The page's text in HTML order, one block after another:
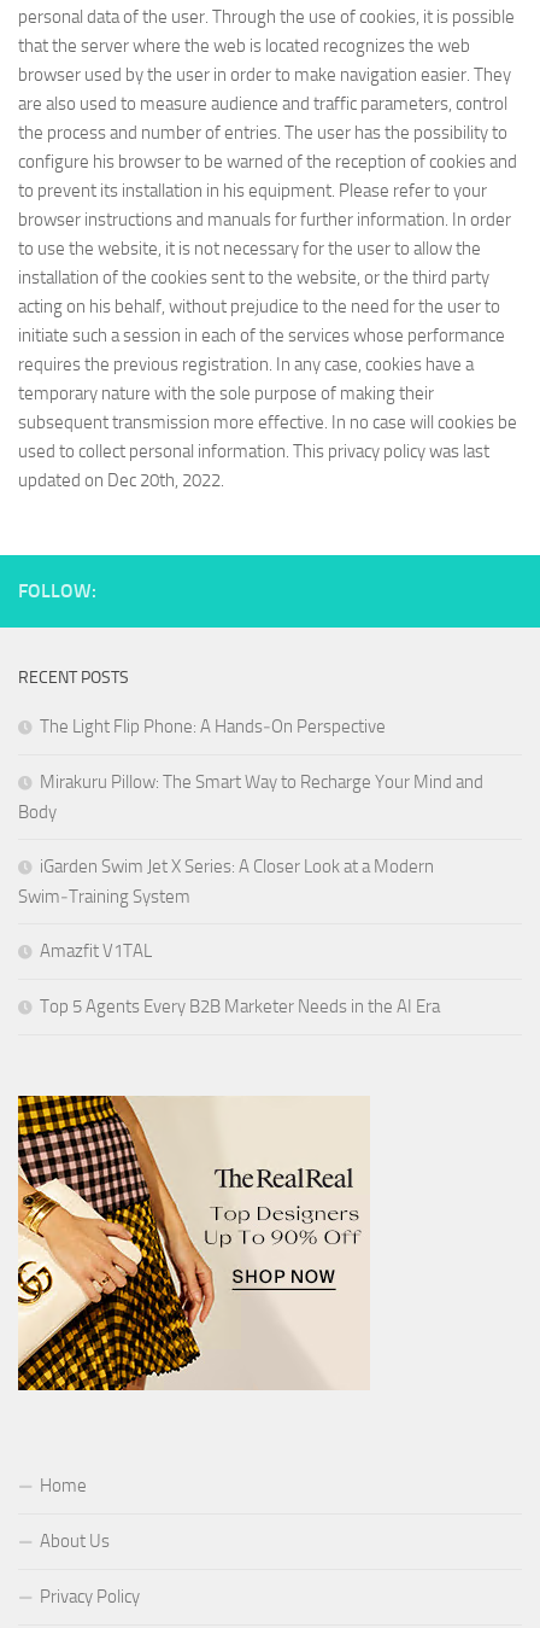
personal data of the user. Through the use of cookies, it is possible
that the server where the web is located recognizes the web
browser used by the user in order to make navigation easier. They
are also used to measure audience and traffic parameters, control
the process and number of entries. The user has the possibility to
configure his browser to be warned of the reception of cookies and
to prevent its installation in his equipment. Please refer to your
browser instructions and manuals for further information. In order
to use the website, it is not necessary for the user to allow the
installation of the cookies sent to the website, or the third party
acting on his behalf, without prejudice to the need for the user to
initiate such a session in each of the services whose performance
requires the previous registration. In any case, cookies have a
temporary nature with the sole purpose of making their
subsequent transmission more effective. In no case will cookies be
used to collect personal information. This privacy policy was last
updated on Dec 20th, 2022.
FOLLOW:
RECENT POSTS
The Light Flip Phone: A Hands‑On Perspective
Mirakuru Pillow: The Smart Way to Recharge Your Mind and
Body
iGarden Swim Jet X Series: A Closer Look at a Modern
Swim‑Training System
Amazfit V1TAL
Top 5 Agents Every B2B Marketer Needs in the AI Era
Home
About Us
Privacy Policy